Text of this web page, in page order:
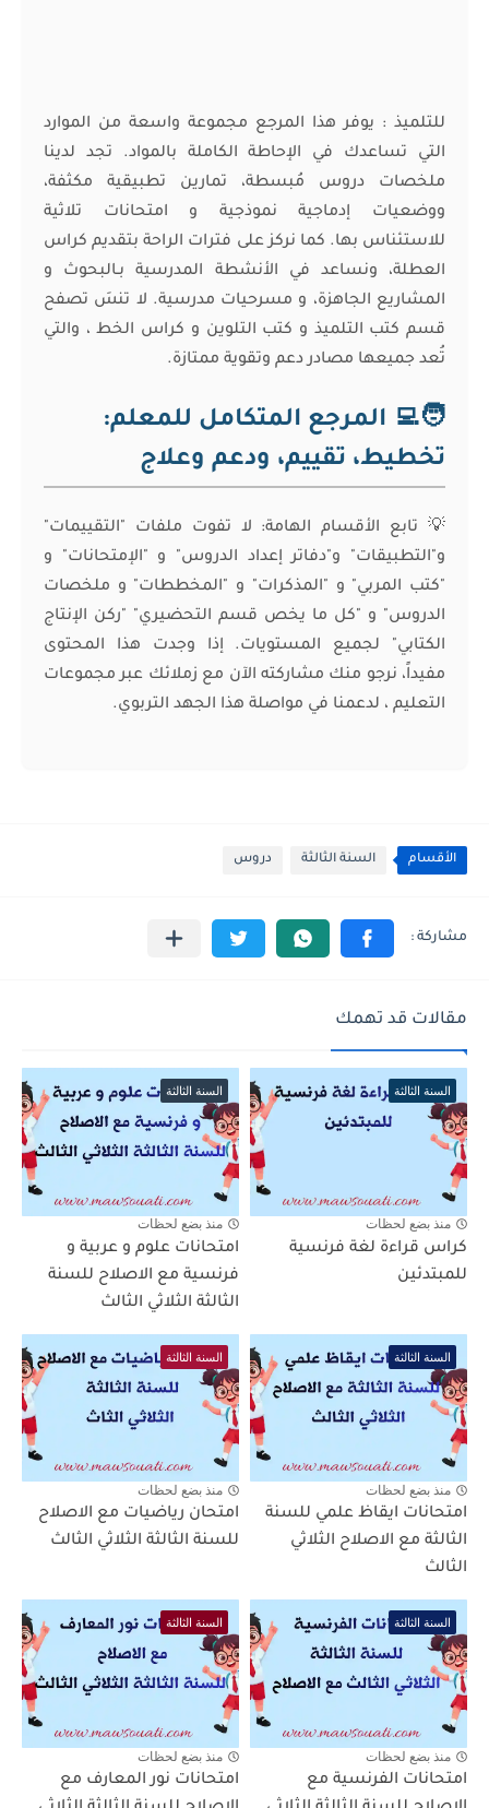
للتلميذ : يوفر هذا المرجع مجموعة واسعة من الموارد
التي تساعدك في الإحاطة الكاملة بالمواد. تجد لدينا
ملخصات دروس مُبسطة، تمارين تطبيقية مكثفة،
ووضعيات إدماجية نموذجية و امتحانات تلاثية
للاستئناس بها. كما نركز على فترات الراحة بتقديم كراس
العطلة، ونساعد في الأنشطة المدرسية بـالبحوث و
المشاريع الجاهزة، و مسرحيات مدرسية. لا تنسَ تصفح
قسم كتب التلميذ و كتب التلوين و كراس الخط ، والتي
تُعد جميعها مصادر دعم وتقوية ممتازة.
🧑‍💻 المرجع المتكامل للمعلم:
تخطيط، تقييم، ودعم وعلاج
💡 تابع الأقسام الهامة: لا تفوت ملفات "التقييمات"
و"التطبيقات" و"دفاتر إعداد الدروس" و "الإمتحانات" و
"كتب المربي" و "المذكرات" و "المخططات" و ملخصات
الدروس" و "كل ما يخص قسم التحضيري" "ركن الإنتاج
الكتابي" لجميع المستويات. إذا وجدت هذا المحتوى
مفيداً، نرجو منك مشاركته الآن مع زملائك عبر مجموعات
التعليم ، لدعمنا في مواصلة هذا الجهد التربوي.
الأقسام السنة الثالثة دروس
مقالات قد تهمك
السنة الثالثة
منذ بضع لحظات
كراس قراءة لغة فرنسية
للمبتدئين
السنة الثالثة
منذ بضع لحظات
امتحانات علوم و عربية و
فرنسية مع الاصلاح للسنة
الثالثة الثلاثي الثالث
السنة الثالثة
منذ بضع لحظات
امتحانات ايقاظ علمي للسنة
الثالثة مع الاصلاح الثلاثي
الثالث
السنة الثالثة
منذ بضع لحظات
امتحان رياضيات مع الاصلاح
للسنة الثالثة الثلاثي الثالث
السنة الثالثة
منذ بضع لحظات
امتحانات الفرنسية مع
السنة الثالثة
منذ بضع لحظات
امتحانات نور المعارف مع